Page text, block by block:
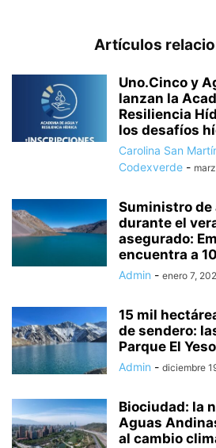
Artículos
Uno.Cinco y
lanzan la
Resiliencia
los desafíos
Carolina San
Codexverde -
Suministro de
durante el
asegurado:
encuentra a
Admin - enero 7,
15 mil
de sendero:
Parque El
Admin - diciembre
Biociudad: la
Aguas
al cambio